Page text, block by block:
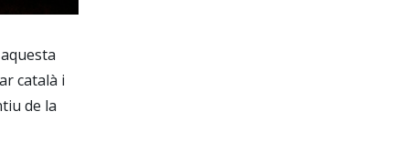
català i
de la